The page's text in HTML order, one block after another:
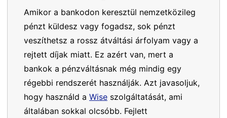
Amikor a bankodon keresztül nemzetközileg
pénzt küldesz vagy fogadsz, sok pénzt
veszíthetsz a rossz átváltási árfolyam vagy a
rejtett díjak miatt. Ez azért van, mert a
bankok a pénzváltásnak még mindig egy
régebbi rendszerét használják. Azt javasoljuk,
hogy használd a Wise szolgáltatását, ami
általában sokkal olcsóbb. Fejlett